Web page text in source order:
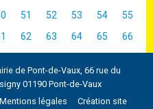
51 52 53 54
55
62 63 64 65 66
de Pont-de-Vaux, 66 rue du
01190 Pont-de-Vaux
Mentions légales Création site